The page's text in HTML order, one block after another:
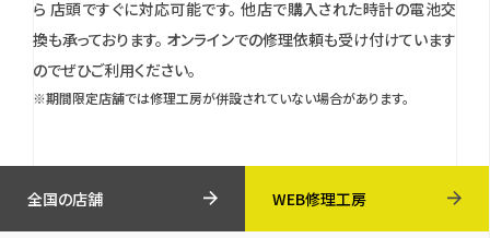
ら 店頭ですぐに対応可能です。 他店で購入された時計の電池交
換も承っております。 オンラインでの修理依頼も受け付けています
のでぜひご利用ください。
※期間限定店舗では修理工房が併設されていない場合があります。
全国の店舗 WEB修理工房